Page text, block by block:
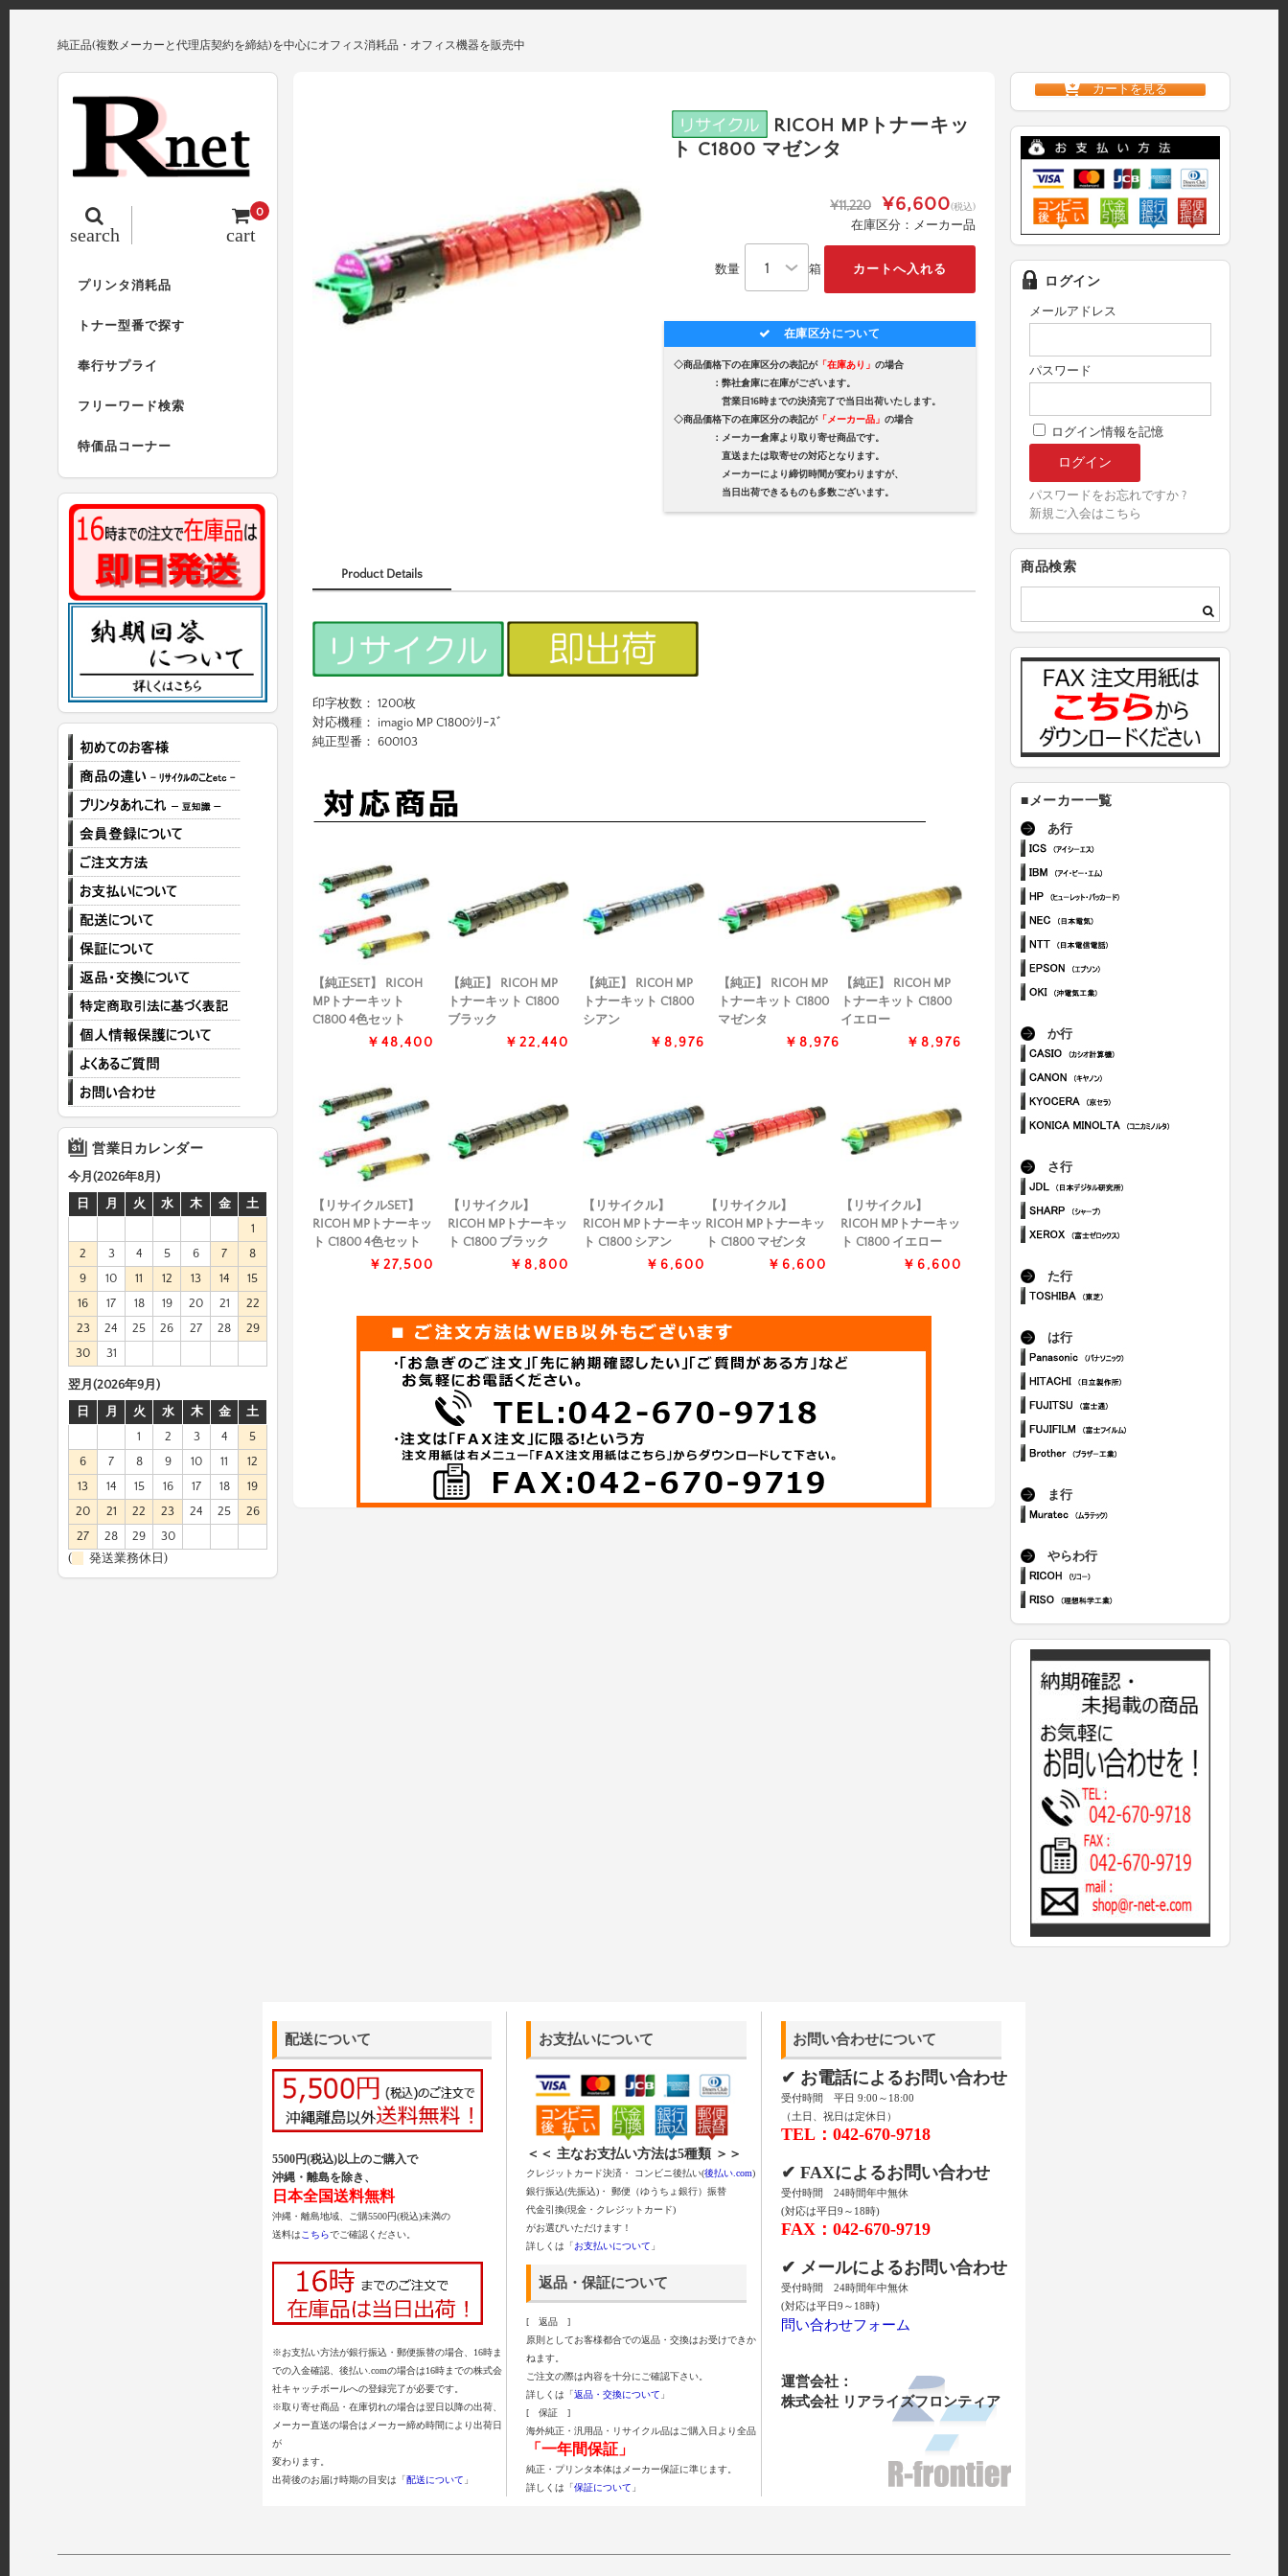
純正品(複数メーカーと代理店契約を締結)を中心にオフィス消耗品・オフィス機器を販売中
cart
0
search
プリンタ消耗品
トナー型番で探す
奉行サプライ
フリーワード検索
特価品コーナー
RICOH MPトナーキッ
ト C1800 マゼンタ
¥11,220 ¥6,600(税込)
在庫区分：メーカー品
数量 箱
在庫区分について
◇商品価格下の在庫区分の表記が「在庫あり」 の場合
：弊社倉庫に在庫がございます。
営業日16時までの決済完了で当日出荷いたします。
◇商品価格下の在庫区分の表記が「メーカー品」 の場合
：メーカー倉庫より取り寄せ商品です。
直送または取寄せの対応となります。
メーカーにより締切時間が変わりますが、
当日出荷できるものも多数ございます。
Product Details
印字枚数： 1200枚
対応機種： imagio MP C1800ｼﾘｰｽﾞ
純正型番： 600103
【純正SET】 RICOH
MPトナーキット
C1800 4色セット
￥48,400
【純正】 RICOH MP
トナーキット C1800
ブラック
￥22,440
【純正】 RICOH MP
トナーキット C1800
シアン
￥8,976
【純正】 RICOH MP
トナーキット C1800
マゼンタ
￥8,976
【純正】 RICOH MP
トナーキット C1800
イエロー
￥8,976
【リサイクルSET】
RICOH MPトナーキッ
ト C1800 4色セット
￥27,500
【リサイクル】
RICOH MPトナーキッ
ト C1800 ブラック
￥8,800
【リサイクル】
RICOH MPトナーキッ
ト C1800 シアン
￥6,600
【リサイクル】
RICOH MPトナーキッ
ト C1800 マゼンタ
￥6,600
【リサイクル】
RICOH MPトナーキッ
ト C1800 イエロー
￥6,600
カートを見る
ログイン
メールアドレス
パスワード
ログイン情報を記憶
パスワードをお忘れですか ?
新規ご入会はこちら
商品検索
■メーカー一覧
あ行
か行
さ行
た行
は行
ま行
やらわ行
営業日カレンダー
今月(2026年8月)
日
月 火 水 木 金
土
1
2
3 4 5 6 7
8
9
10 11 12 13 14
15
16
17 18 19 20 21
22
23
24 25 26 27 28
29
30
31
翌月(2026年9月)
日
月 火 水 木 金
土
1
2 3 4
5
6
7 8 9 10 11
12
13
14 15 16 17 18
19
20
21 22 23 24 25
26
27
28 29
30
(
発送業務休日)
配送について
5500円(税込)以上のご購入で
沖縄・離島を除き、
日本全国送料無料
沖縄・離島地域、ご購5500円(税込)未満の
送料は こちらでご確認ください。
※お支払い方法が銀行振込・郵便振替の場合、16時ま
での入金確認、後払い.comの場合は16時までの株式会
社キャッチボールへの登録完了が必要です。
※取り寄せ商品・在庫切れの場合は翌日以降の出荷、
メーカー直送の場合はメーカー締め時間により出荷日
が
変わります。
出荷後のお届け時期の目安は「配送について 」
お支払いについて
＜＜ 主なお支払い方法は5種類 ＞＞
クレジットカード決済・ コンビニ後払い(後払い.com)
銀行振込(先振込)・ 郵便（ゆうちょ銀行）振替
代金引換(現金・クレジットカード)
がお選びいただけます！
詳しくは「お支払いについて 」
返品・保証について
[ 返品 ]
原則としてお客様都合での返品・交換はお受けできか
ねます。
ご注文の際は内容を十分にご確認下さい。
詳しくは「返品・交換について 」
[ 保証 ]
海外純正・汎用品・リサイクル品はご購入日より全品
「一年間保証」
純正・プリンタ本体はメーカー保証に準じます。
詳しくは「保証について 」
お問い合わせについて
✔ お電話によるお問い合わせ
受付時間 平日 9:00～18:00
（土日、祝日は定休日）
TEL：042-670-9718
✔ FAXによるお問い合わせ
受付時間 24時間年中無休
(対応は平日9～18時)
FAX：042-670-9719
✔ メールによるお問い合わせ
受付時間 24時間年中無休
(対応は平日9～18時)
問い合わせフォーム
運営会社：
株式会社 リアライズフロンティア